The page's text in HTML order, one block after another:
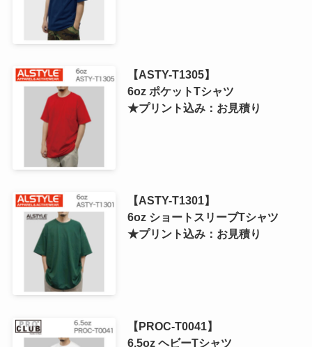
【ASTY-T1305】
6oz ポケットTシャツ
★プリント込み：お見積り
【ASTY-T1301】
6oz ショートスリーブTシャツ
★プリント込み：お見積り
【PROC-T0041】
6.5oz ヘビーTシャツ